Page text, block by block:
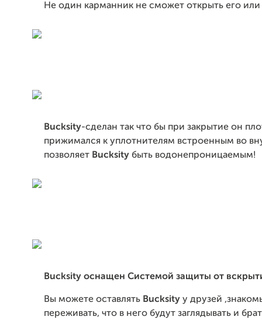
Не один карманник не сможет открыть его или
Bucksity-сделан так что бы при закрытие он
прижимался к уплотнителям встроенным во
позволяет Bucksity быть водонепроницаемым!
Bucksity оснащен Системой защиты от
Вы можете оставлять Bucksity у друзей
переживать, что в него будут заглядывать и